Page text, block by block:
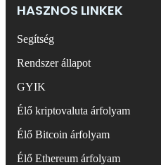
HASZNOS LINKEK
Segítség
Rendszer állapot
GYIK
Élő kriptovaluta árfolyam
Élő Bitcoin árfolyam
Élő Ethereum árfolyam